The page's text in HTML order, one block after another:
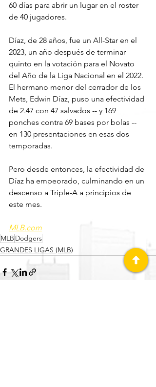
60 días para abrir un lugar en el roster
de 40 jugadores.
Díaz, de 28 años, fue un All-Star en el
2023, un año después de terminar
quinto en la votación para el Novato
del Año de la Liga Nacional en el 2022.
El hermano menor del cerrador de los
Mets, Edwin Díaz, puso una efectividad
de 2.47 con 47 salvados -- y 169
ponches contra 69 bases por bolas --
en 130 presentaciones en esas dos
temporadas.
Pero desde entonces, la efectividad de
Díaz ha empeorado, culminando en un
descenso a Triple-A a principios de
este mes.
MLB.com
MLB Dodgers
GRANDES LIGAS (MLB)